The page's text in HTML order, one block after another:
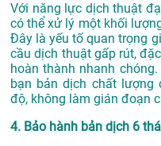
Với năng lực dịch thuật
có thể xử lý một khối
Đây là yếu tố quan trọng
cầu dịch thuật gấp rút,
hoàn thành nhanh
bạn bản dịch chất lượng
độ, không làm gián đoạn
4. Bảo hành bản dịch 6